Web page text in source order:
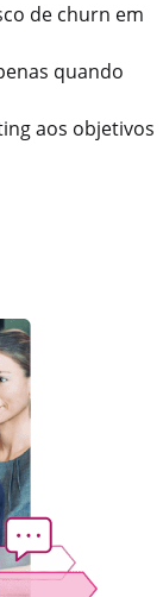
de churn em
quando
aos objetivos